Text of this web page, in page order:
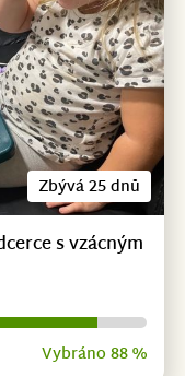
Zbývá 25 dnů
s vzácným
Vybráno 88 %